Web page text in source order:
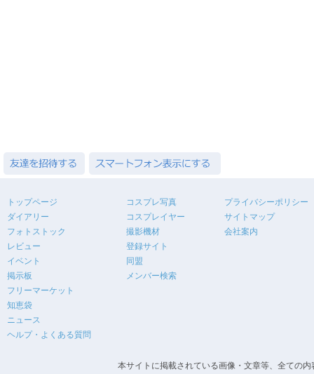
トップページ
ダイアリー
フォトストック
レビュー
イベント
掲示板
フリーマーケット
知恵袋
ニュース
ヘルプ・よくある質問
コスプレ写真
コスプレイヤー
撮影機材
登録サイト
同盟
メンバー検索
プライバシーポリシー
サイトマップ
会社案内
本サイトに掲載されている画像・文章等、全ての